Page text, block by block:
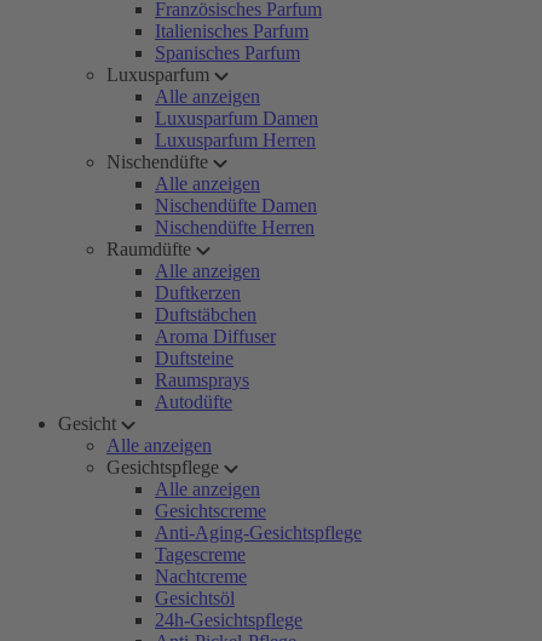
Französisches Parfum
Italienisches Parfum
Spanisches Parfum
Luxusparfum
Alle anzeigen
Luxusparfum Damen
Luxusparfum Herren
Nischendüfte
Alle anzeigen
Nischendüfte Damen
Nischendüfte Herren
Raumdüfte
Alle anzeigen
Duftkerzen
Duftstäbchen
Aroma Diffuser
Duftsteine
Raumsprays
Autodüfte
Gesicht
Alle anzeigen
Gesichtspflege
Alle anzeigen
Gesichtscreme
Anti-Aging-Gesichtspflege
Tagescreme
Nachtcreme
Gesichtsöl
24h-Gesichtspflege